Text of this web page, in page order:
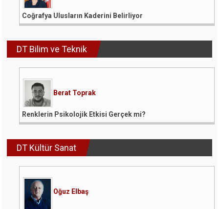
Coğrafya Ulusların Kaderini Belirliyor
DT Bilim ve Teknik
Berat Toprak
Renklerin Psikolojik Etkisi Gerçek mi?
DT Kültür Sanat
Oğuz Elbaş